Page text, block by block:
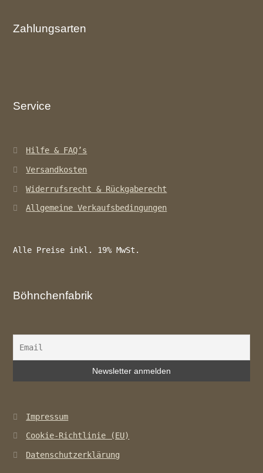
Zahlungsarten
Service
Hilfe & FAQ’s
Versandkosten
Widerrufsrecht & Rückgaberecht
Allgemeine Verkaufsbedingungen
Alle Preise inkl. 19% MwSt.
Böhnchenfabrik
Impressum
Cookie-Richtlinie (EU)
Datenschutzerklärung